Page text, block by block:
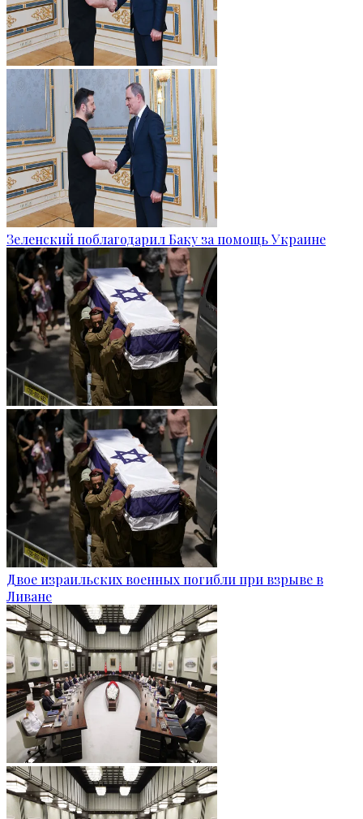
Зеленский поблагодарил Баку за помощь Украине
Двое израильских военных погибли при взрыве в
Ливане